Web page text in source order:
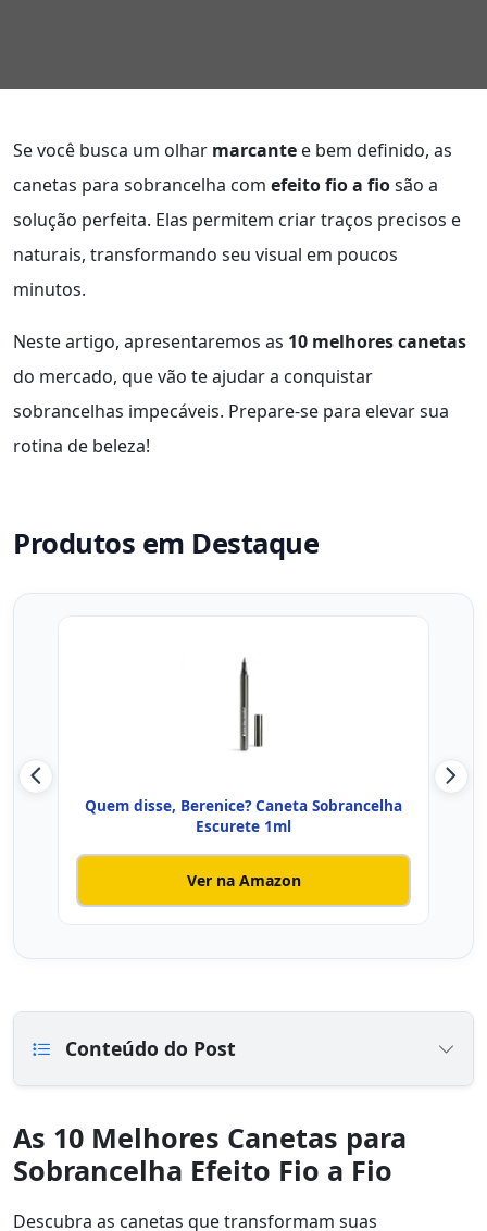
Se você busca um olhar marcante e bem definido, as
canetas para sobrancelha com efeito fio a fiosão a
solução perfeita. Elas permitem criar traços precisos e
naturais, transformando seu visual em poucos
minutos.
Neste artigo, apresentaremos as 10 melhores canetas
do mercado, que vão te ajudar a conquistar
sobrancelhas impecáveis. Prepare-se para elevar sua
rotina de beleza!
Produtos em Destaque
Quem disse, Berenice? Caneta Sobrancelha
Escurete 1ml
Ver na Amazon
Conteúdo do Post
As 10 Melhores Canetas para
Sobrancelha Efeito Fio a Fio
Descubra as canetas que transformam suas